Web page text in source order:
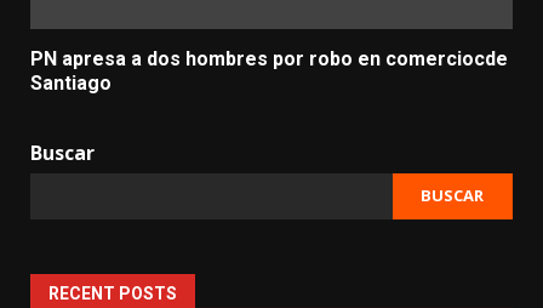
PN apresa a dos hombres por robo en comerciocde
Santiago
Buscar
BUSCAR
RECENT POSTS